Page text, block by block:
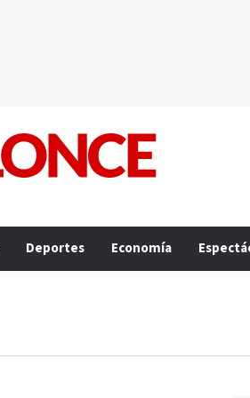
Deportes Economía